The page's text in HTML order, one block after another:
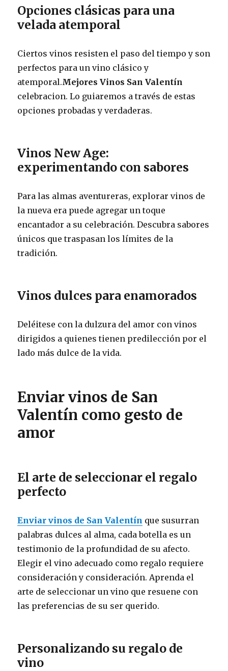
Opciones clásicas para una
velada atemporal
Ciertos vinos resisten el paso del tiempo y son
perfectos para un vino clásico y
atemporal.Mejores Vinos San Valentín
celebracion. Lo guiaremos a través de estas
opciones probadas y verdaderas.
Vinos New Age:
experimentando con sabores
Para las almas aventureras, explorar vinos de
la nueva era puede agregar un toque
encantador a su celebración. Descubra sabores
únicos que traspasan los límites de la
tradición.
Vinos dulces para enamorados
Deléitese con la dulzura del amor con vinos
dirigidos a quienes tienen predilección por el
lado más dulce de la vida.
Enviar vinos de San
Valentín como gesto de
amor
El arte de seleccionar el regalo
perfecto
Enviar vinos de San Valentín que susurran
palabras dulces al alma, cada botella es un
testimonio de la profundidad de su afecto.
Elegir el vino adecuado como regalo requiere
consideración y consideración. Aprenda el
arte de seleccionar un vino que resuene con
las preferencias de su ser querido.
Personalizando su regalo de
vino